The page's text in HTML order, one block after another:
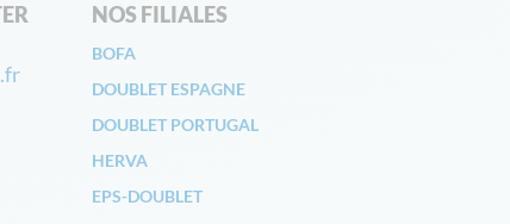
NOS FILIALES
BOFA
DOUBLET ESPAGNE
DOUBLET PORTUGAL
HERVA
EPS-DOUBLET